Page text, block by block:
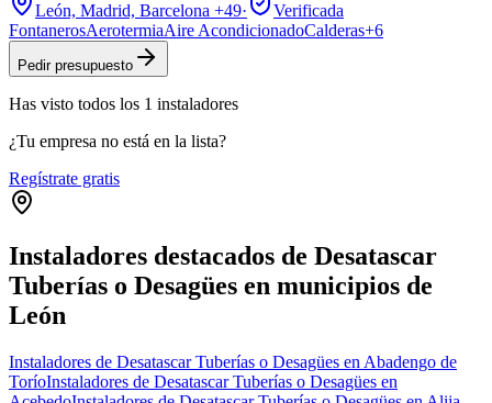
León, Madrid, Barcelona +49·
Verificada
FontanerosAerotermiaAire AcondicionadoCalderas+6
Pedir presupuesto
Has visto todos los 1 instaladores
¿Tu empresa no está en la lista?
Regístrate gratis
Instaladores destacados de Desatascar
Tuberías o Desagües en municipios de
León
Instaladores de Desatascar Tuberías o Desagües en Abadengo de
ToríoInstaladores de Desatascar Tuberías o Desagües en